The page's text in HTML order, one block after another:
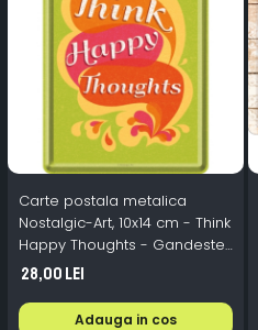
Carte postala metalica
Nostalgic-Art, 10x14 cm - Think
Happy Thoughts - Gandeste
lucruri fericite
28,00 Lei
Adauga in cos